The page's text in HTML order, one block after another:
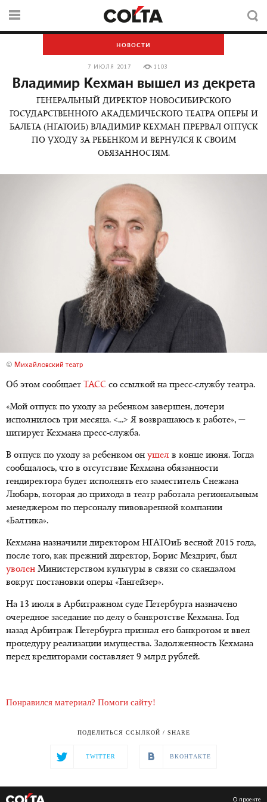
НОВОСТИ
7 ИЮЛЯ 2017 1103
Владимир Кехман вышел из декрета
ГЕНЕРАЛЬНЫЙ ДИРЕКТОР НОВОСИБИРСКОГО
ГОСУДАРСТВЕННОГО АКАДЕМИЧЕСКОГО ТЕАТРА ОПЕРЫ И
БАЛЕТА (НГАТОИБ) ВЛАДИМИР КЕХМАН ПРЕРВАЛ ОТПУСК
ПО УХОДУ ЗА РЕБЕНКОМ И ВЕРНУЛСЯ К СВОИМ
ОБЯЗАННОСТЯМ.
© Михайловский театр
Об этом сообщает ТАСС со ссылкой на пресс-службу театра.
«Мой отпуск по уходу за ребенком завершен, дочери
исполнилось три месяца. <...> Я возвращаюсь к работе», —
цитирует Кехмана пресс-служба.
В отпуск по уходу за ребенком он ушел в конце июня. Тогда
сообщалось, что в отсутствие Кехмана обязанности
гендиректора будет исполнять его заместитель Снежана
Любарь, которая до прихода в театр работала региональным
менеджером по персоналу пивоваренной компании
«Балтика».
Кехмана назначили директором НГАТОиБ весной 2015 года,
после того, как прежний директор, Борис Мездрич, был
уволен Министерством культуры в связи со скандалом
вокруг постановки оперы «Тангейзер».
На 13 июля в Арбитражном суде Петербурга назначено
очередное заседание по делу о банкротстве Кехмана. Год
назад Арбитраж Петербурга признал его банкротом и ввел
процедуру реализации имущества. Задолженность Кехмана
перед кредиторами составляет 9 млрд рублей.
Понравился материал? Помоги сайту!
ПОДЕЛИТЬСЯ ССЫЛКОЙ / SHARE
TWITTER ВКОНТАКТЕ
О проекте